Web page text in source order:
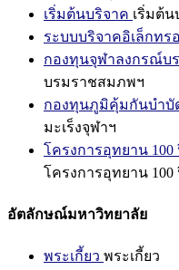
เริ่มต้นบริจาค เริ่มต้น
ระบบบริจาคอิเล็กทร
กองทุนจุฬาลงกรณ์บ
บรมราชสมภพฯ
กองทุนภูมิคุ้มกันบำบั
มะเร็งจุฬาฯ
โครงการอุทยาน
โครงการอุทยาน
อัตลักษณ์มหาวิทยาลัย
พระเกี้ยว พระเกี้ยว